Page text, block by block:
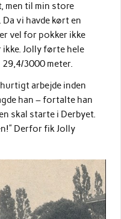
men til min store
vi havde kørt en
vel for pokker ikke
Jolly førte hele
3000 meter.
arbejde inden
han – fortalte han
skal starte i Derbyet.
Derfor fik Jolly